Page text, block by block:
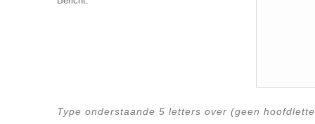
Type onderstaande 5 letters over (geen